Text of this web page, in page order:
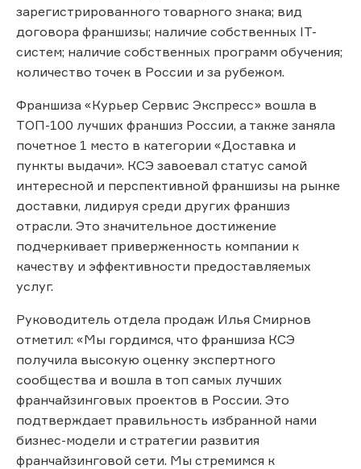
зарегистрированного товарного знака; вид
договора франшизы; наличие собственных IT-
систем; наличие собственных программ обучения;
количество точек в России и за рубежом.
Франшиза «Курьер Сервис Экспресс» вошла в
ТОП-100 лучших франшиз России, а также заняла
почетное 1 место в категории «Доставка и
пункты выдачи». КСЭ завоевал статус самой
интересной и перспективной франшизы на рынке
доставки, лидируя среди других франшиз
отрасли. Это значительное достижение
подчеркивает приверженность компании к
качеству и эффективности предоставляемых
услуг.
Руководитель отдела продаж Илья Смирнов
отметил: «Мы гордимся, что франшиза КСЭ
получила высокую оценку экспертного
сообщества и вошла в топ самых лучших
франчайзинговых проектов в России. Это
подтверждает правильность избранной нами
бизнес-модели и стратегии развития
франчайзинговой сети. Мы стремимся к